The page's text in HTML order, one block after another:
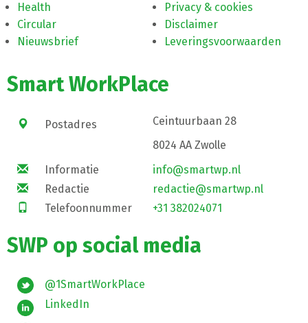
Health
Circular
Nieuwsbrief
Privacy & cookies
Disclaimer
Leveringsvoorwaarden
Smart WorkPlace
Postadres
Ceintuurbaan 28
8024 AA Zwolle
Informatie
info@smartwp.nl
Redactie
redactie@smartwp.nl
Telefoonnummer
+31 382024071
SWP op social media
@1SmartWorkPlace
LinkedIn